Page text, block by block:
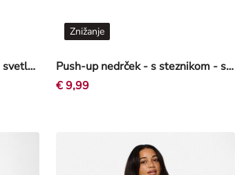
Majica kratek rokav - Čipka - svetlo roza Push-up nedrček - s steznikom - svetlo vijolična
Znižanje
€ 9,99